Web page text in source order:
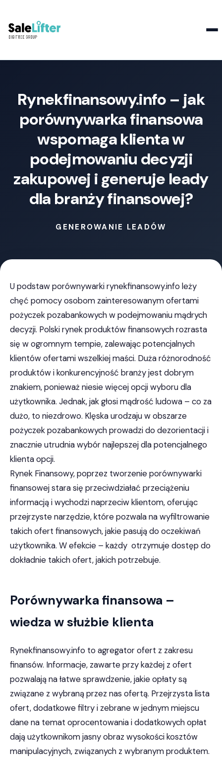
Rynekfinansowy.info – jak
porównywarka finansowa
wspomaga klienta w
podejmowaniu decyzji
zakupowej i generuje leady
dla branży finansowej?
GENEROWANIE LEADÓW
U podstaw porównywarki rynekfinansowy.info leży
chęć pomocy osobom zainteresowanym ofertami
pożyczek pozabankowych w podejmowaniu mądrych
decyzji. Polski rynek produktów finansowych rozrasta
się w ogromnym tempie, zalewając potencjalnych
klientów ofertami wszelkiej maści. Duża różnorodność
produktów i konkurencyjność branży jest dobrym
znakiem, ponieważ niesie więcej opcji wyboru dla
użytkownika. Jednak, jak głosi mądrość ludowa – co za
dużo, to niezdrowo. Klęska urodzaju w obszarze
pożyczek pozabankowych prowadzi do dezorientacji i
znacznie utrudnia wybór najlepszej dla potencjalnego
klienta opcji.
Rynek Finansowy, poprzez tworzenie porównywarki
finansowej stara się przeciwdziałać przeciążeniu
informacją i wychodzi naprzeciw klientom, oferując
przejrzyste narzędzie, które pozwala na wyfiltrowanie
takich ofert finansowych, jakie pasują do oczekiwań
użytkownika. W efekcie – każdy otrzymuje dostęp do
dokładnie takich ofert, jakich potrzebuje.
Porównywarka finansowa –
wiedza w służbie klienta
Rynekfinansowy.info to agregator ofert z zakresu
finansów. Informacje, zawarte przy każdej z ofert
pozwalają na łatwe sprawdzenie, jakie opłaty są
związane z wybraną przez nas ofertą. Przejrzysta lista
ofert, dodatkowe filtry i zebrane w jednym miejscu
dane na temat oprocentowania i dodatkowych opłat
dają użytkownikom jasny obraz wysokości kosztów
manipulacyjnych, związanych z wybranym produktem.